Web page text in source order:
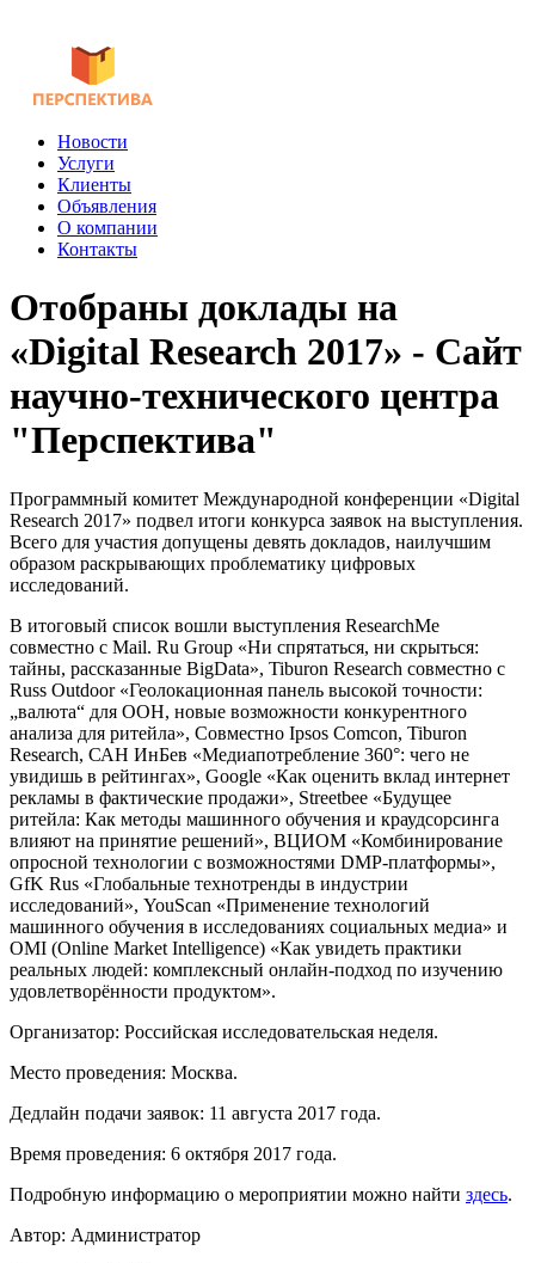
Новости
Услуги
Клиенты
Объявления
О компании
Контакты
Отобраны доклады на
«Digital Research 2017» - Сайт
научно-технического центра
"Перспектива"
Программный комитет Международной конференции «Digital
Research 2017» подвел итоги конкурса заявок на выступления.
Всего для участия допущены девять докладов, наилучшим
образом раскрывающих проблематику цифровых
исследований.
В итоговый список вошли выступления ResearchMe
совместно с Mail. Ru Group «Ни спрятаться, ни скрыться:
тайны, рассказанные BigData», Tiburon Research совместно с
Russ Outdoor «Геолокационная панель высокой точности:
„валюта“ для OOH, новые возможности конкурентного
анализа для ритейла», Совместно Ipsos Comcon, Tiburon
Research, САН ИнБев «Медиапотребление 360°: чего не
увидишь в рейтингах», Google «Как оценить вклад интернет
рекламы в фактические продажи», Streetbee «Будущее
ритейла: Как методы машинного обучения и краудсорсинга
влияют на принятие решений», ВЦИОМ «Комбинирование
опросной технологии с возможностями DMP-платформы»,
GfK Rus «Глобальные технотренды в индустрии
исследований», YouScan «Применение технологий
машинного обучения в исследованиях социальных медиа» и
OMI (Online Market Intelligence) «Как увидеть практики
реальных людей: комплексный онлайн-подход по изучению
удовлетворённости продуктом».
Организатор: Российская исследовательская неделя.
Место проведения: Москва.
Дедлайн подачи заявок: 11 августа 2017 года.
Время проведения: 6 октября 2017 года.
Подробную информацию о мероприятии можно найти здесь.
Автор: Администратор